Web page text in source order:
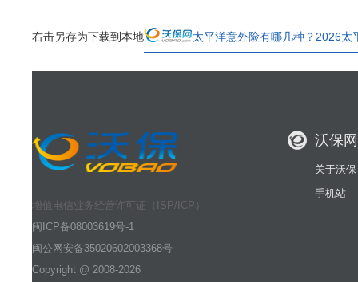
右击另存为下载到本地 太平洋意外险有哪几种？2026太
增值电信业务经营许可证（ISP/ICP）
闽ICP备08003619号-1
闽公网安备35020602003368号
Copyright @ 2008-2026
沃保网
关于沃保
手机站